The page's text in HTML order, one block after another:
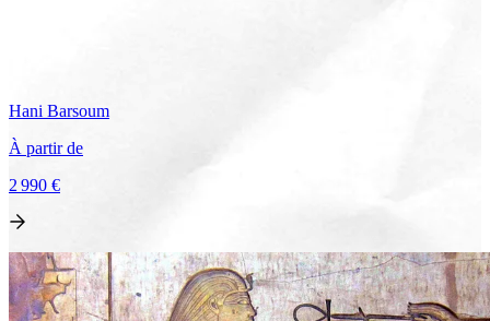
Hani Barsoum
À partir de
2 990 €
Voir le voyage